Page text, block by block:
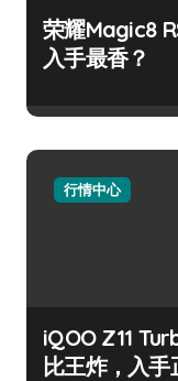
荣耀Magic8
入手最香？
行情中心
iQOO Z11
比王炸，入手